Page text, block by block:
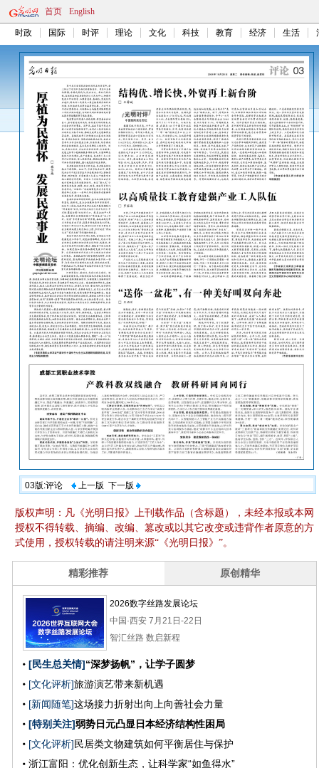
首页 English
时政 国际 时评 理论 文化 科技 教育 经济 生活
03版:评论 上一版 下一版
版权声明：凡《光明日报》上刊载作品（含标题），未经本报或本网
授权不得转载、摘编、改编、篡改或以其它改变或违背作者原意的方
式使用，授权转载的请注明来源“《光明日报》”。